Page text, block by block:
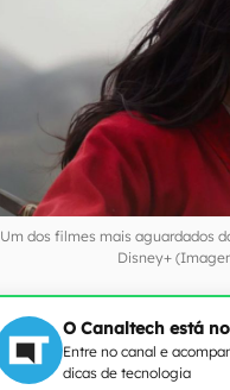
Um dos filmes mais aguardados
Disney+
O Canaltech está
Entre no canal e
dicas de tecnologia